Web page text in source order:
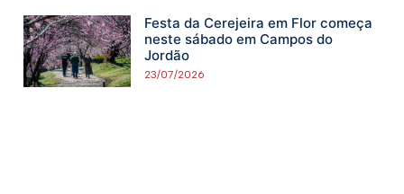
Festa da Cerejeira em Flor começa
neste sábado em Campos do
Jordão
23/07/2026